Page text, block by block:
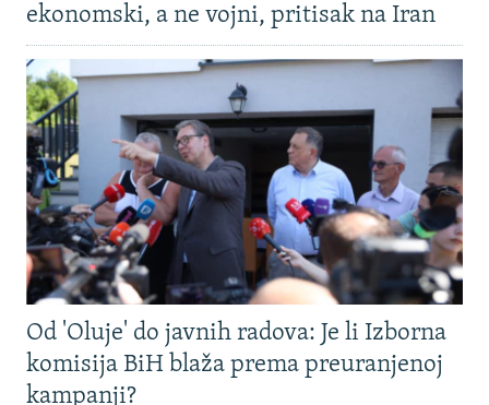
ekonomski, a ne vojni, pritisak na Iran
Od 'Oluje' do javnih radova: Je li Izborna
komisija BiH blaža prema preuranjenoj
kampanji?